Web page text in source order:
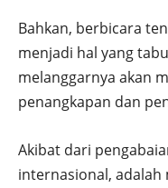
Bahkan, berbicara
menjadi hal yang
melanggarnya akan
penangkapan dan
Akibat dari
internasional,